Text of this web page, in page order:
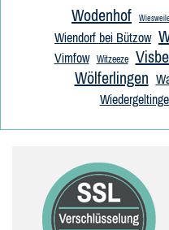
Wodenhof
Wiendorf bei Bützow
Vimfow
Witzeeze
Wölferlingen